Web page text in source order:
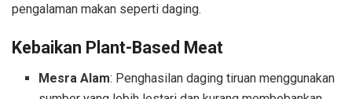
pengalaman makan seperti daging.
Kebaikan Plant-Based Meat
Mesra Alam: Penghasilan daging tiruan menggunakan